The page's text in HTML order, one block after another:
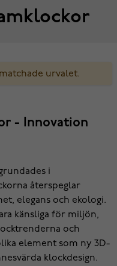
urvalet.
- Innovation
i
återspeglar
elegans och ekologi.
känsliga för miljön,
och
element som ny 3D-
klockdesign.